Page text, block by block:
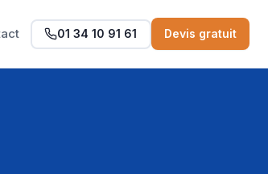
01 34 10 91 61 Devis gratuit